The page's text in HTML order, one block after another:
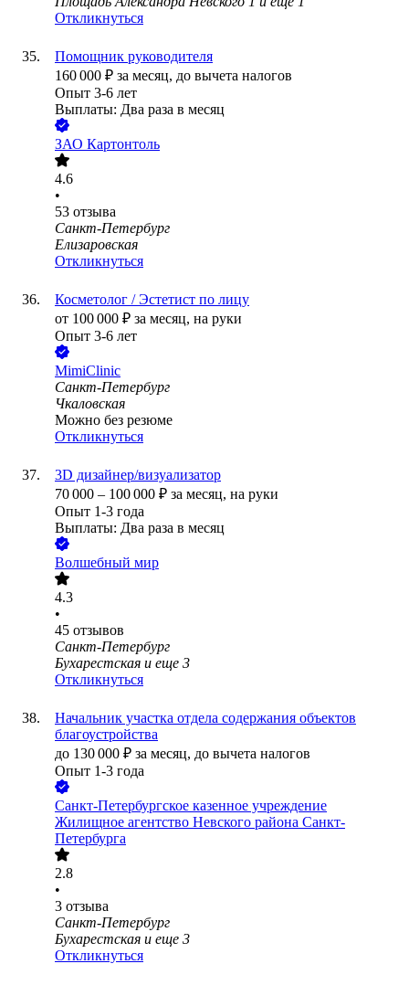
Откликнуться
Помощник руководителя
160 000 ₽ за месяц, до вычета налогов
Опыт 3-6 лет
Выплаты: Два раза в месяц
ЗАО Картонтоль
4.6
•
53 отзыва
Санкт-Петербург
Елизаровская
Откликнуться
Косметолог / Эстетист по лицу
от 100 000 ₽ за месяц, на руки
Опыт 3-6 лет
MimiClinic
Санкт-Петербург
Чкаловская
Можно без резюме
Откликнуться
3D дизайнер/визуализатор
70 000 – 100 000 ₽ за месяц, на руки
Опыт 1-3 года
Выплаты: Два раза в месяц
Волшебный мир
4.3
•
45 отзывов
Санкт-Петербург
Бухарестская и еще 3
Откликнуться
Начальник участка отдела содержания объектов
благоустройства
до 130 000 ₽ за месяц, до вычета налогов
Опыт 1-3 года
Санкт-Петербургское казенное учреждение
Жилищное агентство Невского района Санкт-
Петербурга
2.8
•
3 отзыва
Санкт-Петербург
Бухарестская и еще 3
Откликнуться